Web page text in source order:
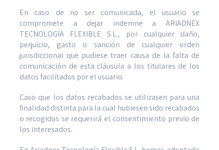
En caso de no ser comunicada, el usuario se
compromete a dejar indemne a ARIADNEX
TECNOLOGÍA FLEXIBLE S.L., por cualquier daño,
perjuicio, gasto o sanción de cualquier orden
jurisdiccional que pudiese traer causa de la falta de
comunicación de esta cláusula a los titulares de los
datos facilitados por el usuario.
Caso que los datos recabados se utilizasen para una
finalidad distinta para la cual hubiesen sido recabados
o recogidos se requerirá el consentimiento previo de
los interesados.